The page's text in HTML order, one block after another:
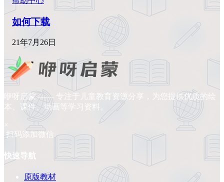
如何下载
21年7月26日
咿呀启蒙 —— 专注于儿童教育资源分享，为您提供优质的绘
本、课件、动画等学习资料。
×
扫码添加微信
快速导航
原版教材